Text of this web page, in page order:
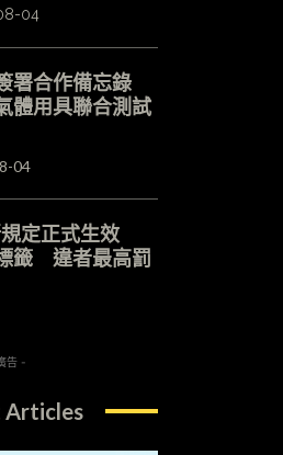
04
署合作備忘錄
體用具聯合測試
04
定正式生效
籤 違者最高罰
告 -
Articles